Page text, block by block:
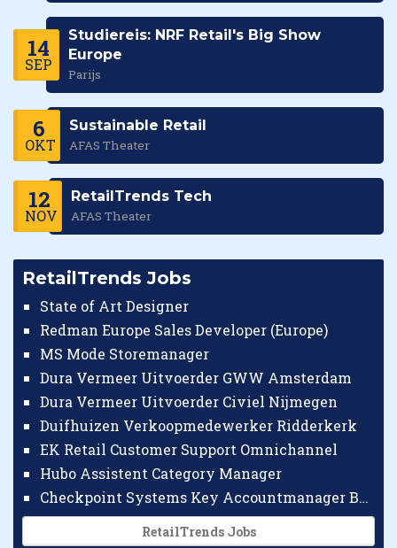
14
SEP
Studiereis: NRF Retail's Big Show
Europe
Parijs
6
OKT
Sustainable Retail
AFAS Theater
12
NOV
RetailTrends Tech
AFAS Theater
RetailTrends Jobs
State of Art Designer
Redman Europe Sales Developer (Europe)
MS Mode Storemanager
Dura Vermeer Uitvoerder GWW Amsterdam
Dura Vermeer Uitvoerder Civiel Nijmegen
Duifhuizen Verkoopmedewerker Ridderkerk
EK Retail Customer Support Omnichannel
Hubo Assistent Category Manager
Checkpoint Systems Key Accountmanager Benelux
RetailTrends Jobs